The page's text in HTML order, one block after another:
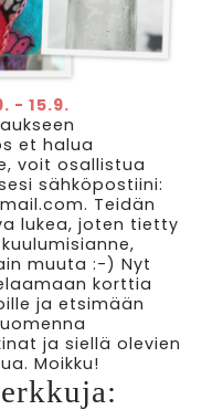
- 15.9.
et halua
voit osallistua
sähköpostiini:
Teidän
lukea, joten tietty
muuta :-) Nyt
korttia
ja etsimään
ja siellä olevien
Moikku!